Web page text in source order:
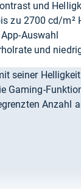
und
zu 2700 cd/m²
Auswahl
und
seiner
Gaming-
Anzahl